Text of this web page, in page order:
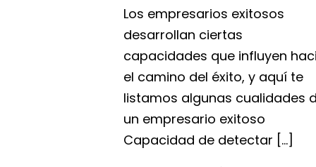
Los empresarios exitosos
desarrollan ciertas
capacidades que influyen
el camino del éxito, y aquí te
listamos algunas cualidades
un empresario exitoso
Capacidad de detectar […]